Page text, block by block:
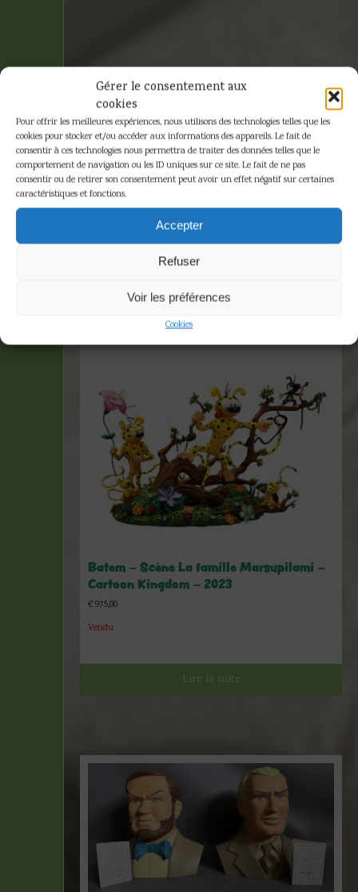
Gérer le consentement aux
cookies
Pour offrir les meilleures expériences, nous utilisons des technologies telles que les
cookies pour stocker et/ou accéder aux informations des appareils. Le fait de
consentir à ces technologies nous permettra de traiter des données telles que le
comportement de navigation ou les ID uniques sur ce site. Le fait de ne pas
consentir ou de retirer son consentement peut avoir un effet négatif sur certaines
caractéristiques et fonctions.
Accepter
Refuser
Voir les préférences
Cookies
Résine
Résine
Affichage de 1–16 sur 70 résultats
Batem – Scène La famille Marsupilami –
Cartoon Kingdom – 2023
€975,00
Vendu
Lire la suite